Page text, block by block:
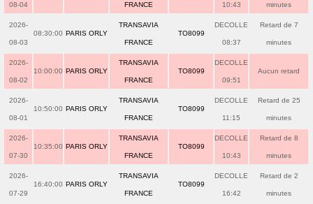
08-04 FRANCE 10:43 minutes
2026-
08-03
08:30:00 PARIS ORLY
TRANSAVIA
FRANCE
TO8099
DECOLLE
08:37
Retard de 7
minutes
2026-
08-02
10:00:00 PARIS ORLY
TRANSAVIA
FRANCE
TO8099
DECOLLE
09:51
Aucun retard
2026-
08-01
10:50:00 PARIS ORLY
TRANSAVIA
FRANCE
TO8099
DECOLLE
11:15
Retard de 25
minutes
2026-
07-30
10:35:00 PARIS ORLY
TRANSAVIA
FRANCE
TO8099
DECOLLE
10:43
Retard de 8
minutes
2026-
07-29
16:40:00 PARIS ORLY
TRANSAVIA
FRANCE
TO8099
DECOLLE
16:42
Retard de 2
minutes